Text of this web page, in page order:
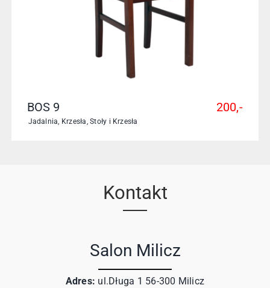
BOS 9
Jadalnia Krzesła ,Stoły i Krzesła
200,-
Kontakt
Salon Milicz
Adres: ul.Długa 1 56-300 Milicz